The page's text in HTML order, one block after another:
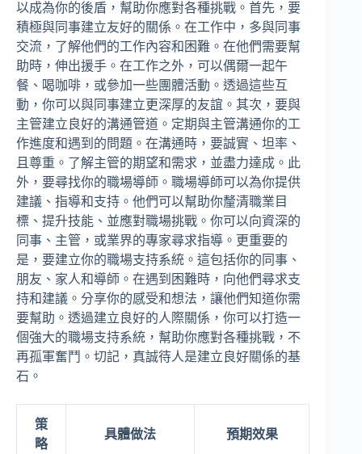
以成為你的後盾，幫助你應對各種挑戰。首先，要
積極與同事建立友好的關係。在工作中，多與同事
交流，了解他們的工作內容和困難。在他們需要幫
助時，伸出援手。在工作之外，可以偶爾一起午
餐、喝咖啡，或參加一些團體活動。透過這些互
動，你可以與同事建立更深厚的友誼。其次，要與
主管建立良好的溝通管道。定期與主管溝通你的工
作進度和遇到的問題。在溝通時，要誠實、坦率、
且尊重。了解主管的期望和需求，並盡力達成。此
外，要尋找你的職場導師。職場導師可以為你提供
建議、指導和支持。他們可以幫助你釐清職業目
標、提升技能、並應對職場挑戰。你可以向資深的
同事、主管，或業界的專家尋求指導。更重要的
是，要建立你的職場支持系統。這包括你的同事、
朋友、家人和導師。在遇到困難時，向他們尋求支
持和建議。分享你的感受和想法，讓他們知道你需
要幫助。透過建立良好的人際關係，你可以打造一
個強大的職場支持系統，幫助你應對各種挑戰，不
再孤軍奮鬥。切記，真誠待人是建立良好關係的基
石。
策
略
具體做法 預期效果